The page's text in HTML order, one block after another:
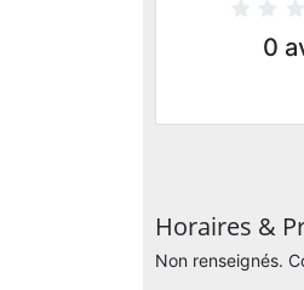
0
Horaires &
Non renseignés.